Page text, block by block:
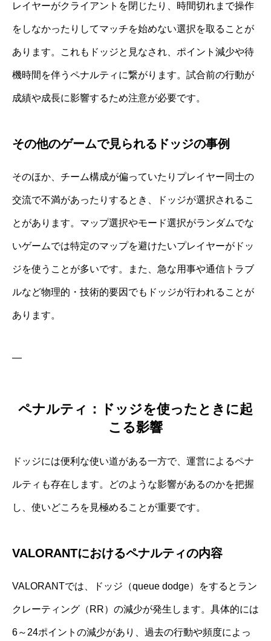
レイヤーがクライアントを閉じたり、時間切れまで操作
をしなかったりしてマッチを始めない選択を取ることが
あります。これもドッジと見なされ、ポイント減少や待
機時間を伴うペナルティに繋がります。試合前の行動が
成績や成長に影響するため注意が必要です。
その他のゲームで見られるドッジの事例
そのほか、チーム構成が偏っていたりプレイヤー同士の
交流で不満があったりするとき、ドッジが選択されるこ
とがあります。マップ選択やモード選択がランダムでな
いゲームでは特定のマップを避けたいプレイヤーがドッ
ジを使うことが多いです。また、急な用事や通信トラブ
ルなど物理的・技術的要因でもドッジが行われることが
あります。
—
ペナルティ：ドッジを使ったときに起
こる影響
ドッジには便利な使い道がある一方で、運営によるペナ
ルティも存在します。どのような影響があるのかを把握
し、使いどころを見極めることが重要です。
VALORANTにおけるペナルティの内容
VALORANTでは、ドッジ（queue dodge）をするとラン
クレーティング（RR）の減少が発生します。具体的には
6～24ポイントの減少があり、過去の行動や頻度によっ